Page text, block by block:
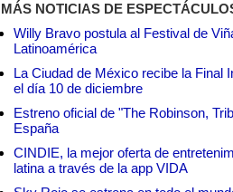
MÁS NOTICIAS DE
Willy Bravo postula al Festival de
Latinoamérica
La Ciudad de México recibe la Final
el día 10 de diciembre
Estreno oficial de "The Robinson,
España
CINDIE, la mejor oferta de
latina a través de la app VIDA